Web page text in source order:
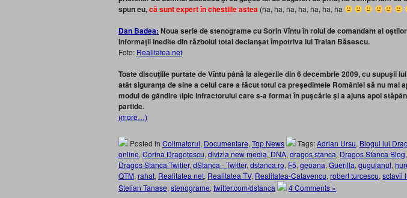
spun eu,că sunt expert în chestiile astea (ha, ha, ha, ha, ha, ha, ha
Dan Badea: Noua serie de stenograme cu Sorin Vîntu în rolul de comandant al
informaţii inedite din războiul total declanşat împotriva lui Traian Băsescu.
Foto: Realitatea.net
Toate discuţiile purtate de Vîntu pånă la alegerile din 6 decembrie 2009, cu supuşii
atât siguranţa de sine a celui care a făcut totul ca preşedintele României să nu mai
modul de gândire tipic infractorului care s-a format în puşcărie şi a ajuns apoi
partide.
(more…)
Posted in Colimatorul, Documentare, Top News Tags:Adrian Ursu, Blogul lui
online, Corina Dragotescu, divizia new media, DNA, dragos stanca, Dragos Stanca Blog,
Dragos Stanca Twitter, dStanca - Twitter, dstanca.ro, F5, geoana, Guerilla, gugulanul,
QTM, rahat, Realitatea net, Realitatea TV, Realitatea-Catavencu, robert turcescu, sclavii
Stelian Tanase, stenograme, twitter.com/dstanca 4 Comments »